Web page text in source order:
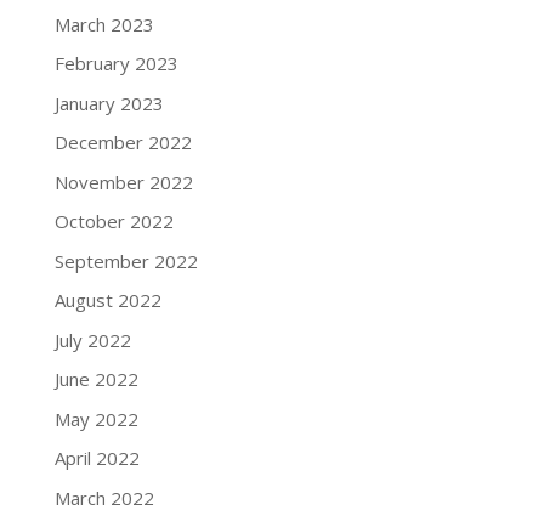
March 2023
February 2023
January 2023
December 2022
November 2022
October 2022
September 2022
August 2022
July 2022
June 2022
May 2022
April 2022
March 2022